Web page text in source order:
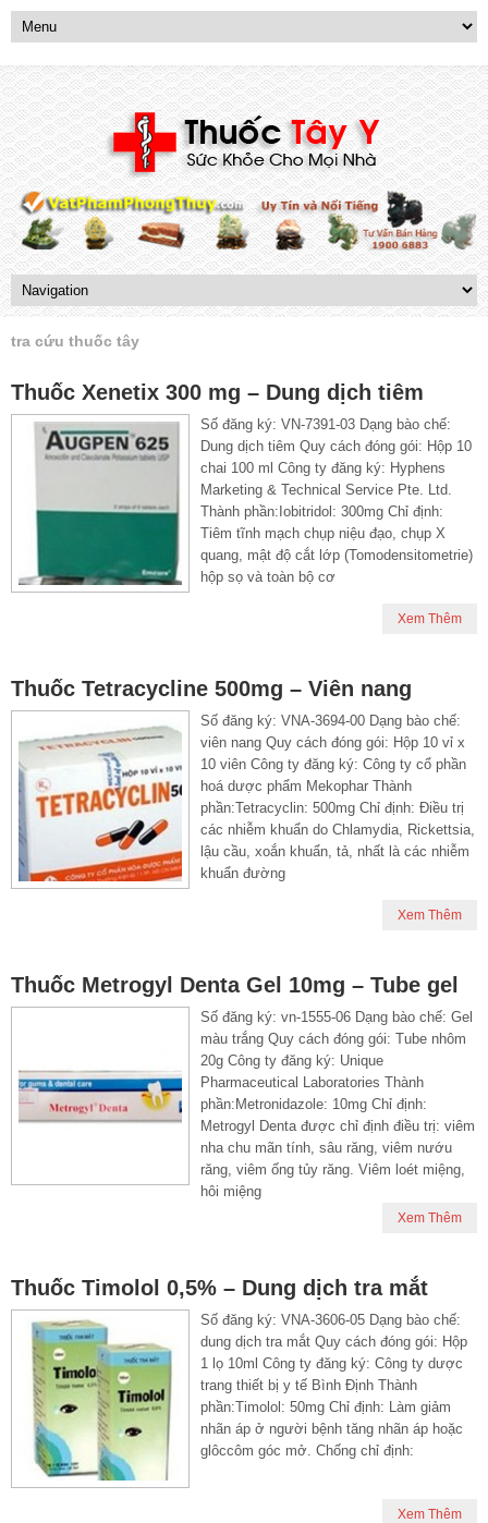
tra cứu thuốc tây
Thuốc Xenetix 300 mg – Dung dịch tiêm
Số đăng ký: VN-7391-03 Dạng bào chế:
Dung dịch tiêm Quy cách đóng gói: Hộp 10
chai 100 ml Công ty đăng ký: Hyphens
Marketing & Technical Service Pte. Ltd.
Thành phần:Iobitridol: 300mg Chỉ định:
Tiêm tĩnh mạch chụp niệu đạo, chụp X
quang, mật độ cắt lớp (Tomodensitometrie)
hộp sọ và toàn bộ cơ
Xem Thêm
Thuốc Tetracycline 500mg – Viên nang
Số đăng ký: VNA-3694-00 Dạng bào chế:
viên nang Quy cách đóng gói: Hộp 10 vỉ x
10 viên Công ty đăng ký: Công ty cổ phần
hoá dược phẩm Mekophar Thành
phần:Tetracyclin: 500mg Chỉ định: Điều trị
các nhiễm khuẩn do Chlamydia, Rickettsia,
lậu cầu, xoắn khuẩn, tả, nhất là các nhiễm
khuẩn đường
Xem Thêm
Thuốc Metrogyl Denta Gel 10mg – Tube gel
Số đăng ký: vn-1555-06 Dạng bào chế: Gel
màu trắng Quy cách đóng gói: Tube nhôm
20g Công ty đăng ký: Unique
Pharmaceutical Laboratories Thành
phần:Metronidazole: 10mg Chỉ định:
Metrogyl Denta được chỉ định điều trị: viêm
nha chu mãn tính, sâu răng, viêm nướu
răng, viêm ống tủy răng. Viêm loét miệng,
hôi miệng
Xem Thêm
Thuốc Timolol 0,5% – Dung dịch tra mắt
Số đăng ký: VNA-3606-05 Dạng bào chế:
dung dịch tra mắt Quy cách đóng gói: Hộp
1 lọ 10ml Công ty đăng ký: Công ty dược
trang thiết bị y tế Bình Định Thành
phần:Timolol: 50mg Chỉ định: Làm giảm
nhãn áp ở người bệnh tăng nhãn áp hoặc
glôccôm góc mở. Chống chỉ định:
Xem Thêm